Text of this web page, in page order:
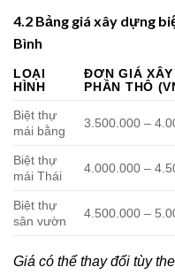
4.2 Bảng giá xây dựng
Bình
LOẠI
HÌNH
ĐƠN GIÁ XÂY
PHẦN THÔ
Biệt thự
mái bằng
3.500.000 –
Biệt thự
mái Thái
4.000.000 –
Biệt thự
sân vườn
4.500.000 –
Giá có thể thay đổi tùy